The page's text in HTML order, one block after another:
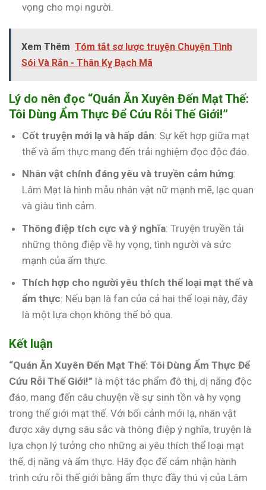
vọng cho mọi người.
Xem Thêm Tóm tắt sơ lược truyện Chuyện Tình
Sói Và Rắn - Thân Kỵ Bạch Mã
Lý do nên đọc “Quán Ăn Xuyên Đến Mạt Thế:
Tôi Dùng Ẩm Thực Để Cứu Rỗi Thế Giới!”
Cốt truyện mới lạ và hấp dẫn: Sự kết hợp giữa mạt
thế và ẩm thực mang đến trải nghiệm đọc độc đáo.
Nhân vật chính đáng yêu và truyền cảm hứng:
Lâm Mạt là hình mẫu nhân vật nữ mạnh mẽ, lạc quan
và giàu tình cảm.
Thông điệp tích cực và ý nghĩa: Truyện truyền tải
những thông điệp về hy vọng, tình người và sức
mạnh của ẩm thực.
Thích hợp cho người yêu thích thể loại mạt thế và
ẩm thực: Nếu bạn là fan của cả hai thể loại này, đây
là một lựa chọn không thể bỏ qua.
Kết luận
“Quán Ăn Xuyên Đến Mạt Thế: Tôi Dùng Ẩm Thực Để
Cứu Rỗi Thế Giới!” là một tác phẩm đô thị, dị năng độc
đáo, mang đến câu chuyện về sự sinh tồn và hy vọng
trong thế giới mạt thế. Với bối cảnh mới lạ, nhân vật
được xây dựng sâu sắc và thông điệp ý nghĩa, truyện là
lựa chọn lý tưởng cho những ai yêu thích thể loại mạt
thế, dị năng và ẩm thực. Hãy đọc để cảm nhận hành
trình cứu rỗi thế giới bằng ẩm thực đầy thú vị của Lâm